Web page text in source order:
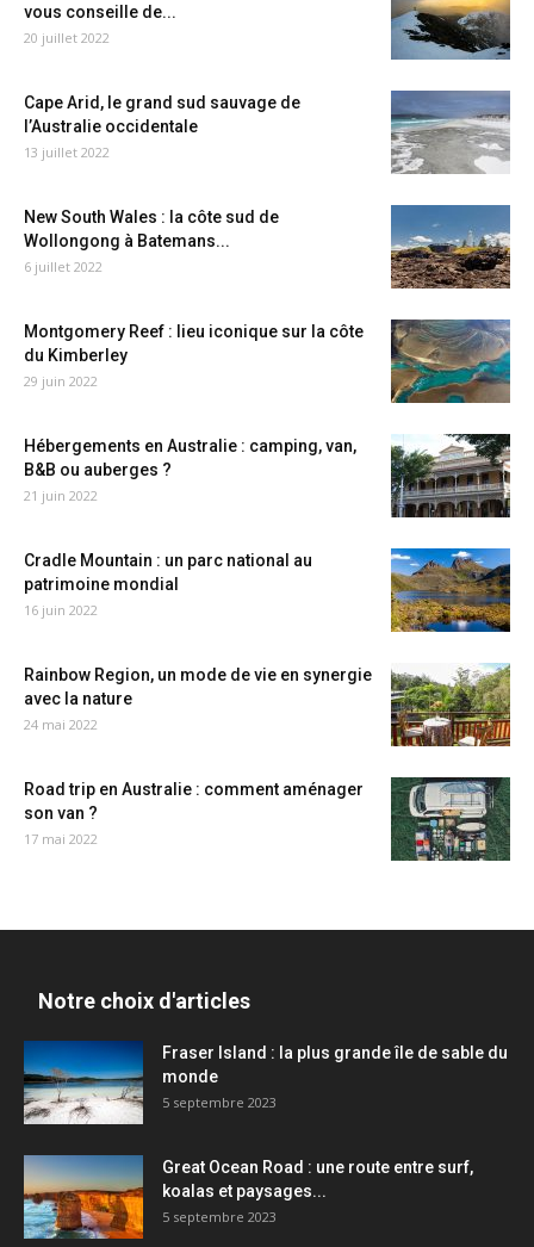
vous conseille de...
20 juillet 2022
Cape Arid, le grand sud sauvage de
l’Australie occidentale
13 juillet 2022
New South Wales : la côte sud de
Wollongong à Batemans...
6 juillet 2022
Montgomery Reef : lieu iconique sur la côte
du Kimberley
29 juin 2022
Hébergements en Australie : camping, van,
B&B ou auberges ?
21 juin 2022
Cradle Mountain : un parc national au
patrimoine mondial
16 juin 2022
Rainbow Region, un mode de vie en synergie
avec la nature
24 mai 2022
Road trip en Australie : comment aménager
son van ?
17 mai 2022
Notre choix d'articles
Fraser Island : la plus grande île de sable du
monde
5 septembre 2023
Great Ocean Road : une route entre surf,
koalas et paysages...
5 septembre 2023